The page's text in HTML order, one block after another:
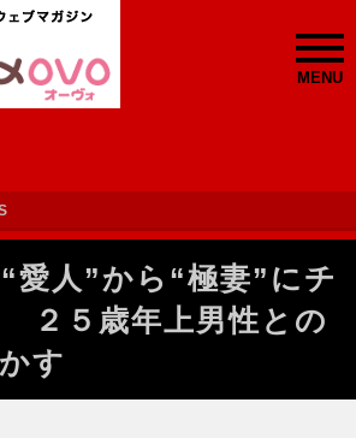
MENU
愛人”から“極妻”にチ
２５歳年上男性との
す